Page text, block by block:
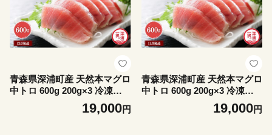
青森県深浦町産 天然本マグロ
中トロ 600g 200g×3 冷凍柵
深浦マグロ 刺身 海鮮 鮪 まぐ
ろ【fu-0015-016_12】19,000円
青森県深浦町産 天然本マグロ
中トロ 600g 200g×3 冷凍柵
深浦マグロ 刺身 海鮮 鮪 まぐ
ろ【fu-0015-016_11】19,000円